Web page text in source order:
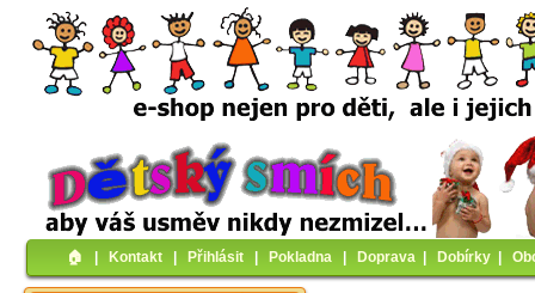
🏠︎ Kontakt Přihlásit Pokladna Doprava Dobírky